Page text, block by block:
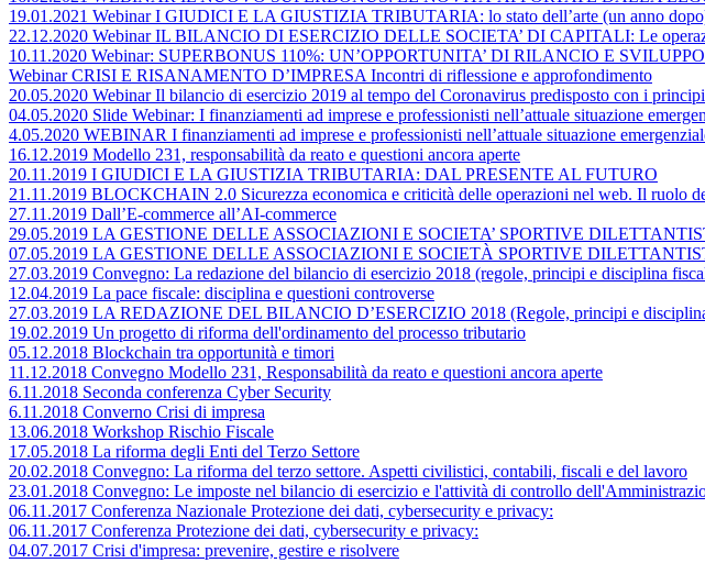
19.01.2021 Webinar I GIUDICI E LA GIUSTIZIA TRIBUTARIA: lo stato dell’arte (un anno
22.12.2020 Webinar IL BILANCIO DI ESERCIZIO DELLE SOCIETA’ DI CAPITALI: Le
10.11.2020 Webinar: SUPERBONUS 110%: UN’OPPORTUNITA’ DI RILANCIO E SVILUPPO
Webinar CRISI E RISANAMENTO D’IMPRESA Incontri di riflessione e approfondimento
20.05.2020 Webinar Il bilancio di esercizio 2019 al tempo del Coronavirus predisposto con i
04.05.2020 Slide Webinar: I finanziamenti ad imprese e professionisti nell’attuale situazione
4.05.2020 WEBINAR I finanziamenti ad imprese e professionisti nell’attuale situazione
16.12.2019 Modello 231, responsabilità da reato e questioni ancora aperte
20.11.2019 I GIUDICI E LA GIUSTIZIA TRIBUTARIA: DAL PRESENTE AL FUTURO
21.11.2019 BLOCKCHAIN 2.0 Sicurezza economica e criticità delle operazioni nel web. Il ruolo
27.11.2019 Dall’E-commerce all’AI-commerce
29.05.2019 LA GESTIONE DELLE ASSOCIAZIONI E SOCIETA’ SPORTIVE
07.05.2019 LA GESTIONE DELLE ASSOCIAZIONI E SOCIETÀ SPORTIVE
27.03.2019 Convegno: La redazione del bilancio di esercizio 2018 (regole, principi e disciplina
12.04.2019 La pace fiscale: disciplina e questioni controverse
27.03.2019 LA REDAZIONE DEL BILANCIO D’ESERCIZIO 2018 (Regole, principi e
19.02.2019 Un progetto di riforma dell'ordinamento del processo tributario
05.12.2018 Blockchain tra opportunità e timori
11.12.2018 Convegno Modello 231, Responsabilità da reato e questioni ancora aperte
6.11.2018 Seconda conferenza Cyber Security
6.11.2018 Converno Crisi di impresa
13.06.2018 Workshop Rischio Fiscale
17.05.2018 La riforma degli Enti del Terzo Settore
20.02.2018 Convegno: La riforma del terzo settore. Aspetti civilistici, contabili, fiscali e del lavoro
23.01.2018 Convegno: Le imposte nel bilancio di esercizio e l'attività di controllo
06.11.2017 Conferenza Nazionale Protezione dei dati, cybersecurity e privacy:
06.11.2017 Conferenza Protezione dei dati, cybersecurity e privacy:
04.07.2017 Crisi d'impresa: prevenire, gestire e risolvere